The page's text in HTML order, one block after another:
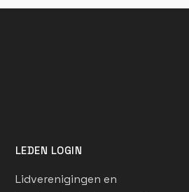
LEDEN LOGIN
Lidverenigingen en